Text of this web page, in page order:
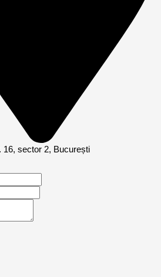
16, sector 2, București